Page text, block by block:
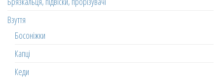
Взуття
Босоніжки
Капці
Кеди